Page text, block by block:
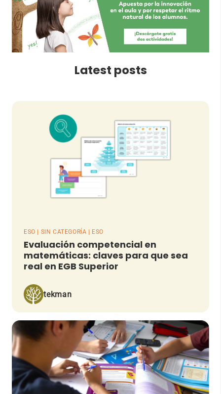
Latest posts
ESO | SIN CATEGORÍA | ESO
Evaluación competencial en
matemáticas: claves para que sea
real en EGB Superior
tekman